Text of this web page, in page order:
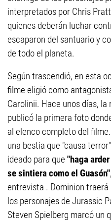
interpretados por Chris
quienes deberán luchar
escaparon del santuario y
de todo el planeta.
Según trascendió, en esta
filme eligió como
Carolinii. Hace unos días,
publicó la primera foto
al elenco completo del
una bestia que "causa
ideado para que "haga
se sintiera como el Guasón"
entrevista . Dominion
los personajes de Jurassic
Steven Spielberg marcó un